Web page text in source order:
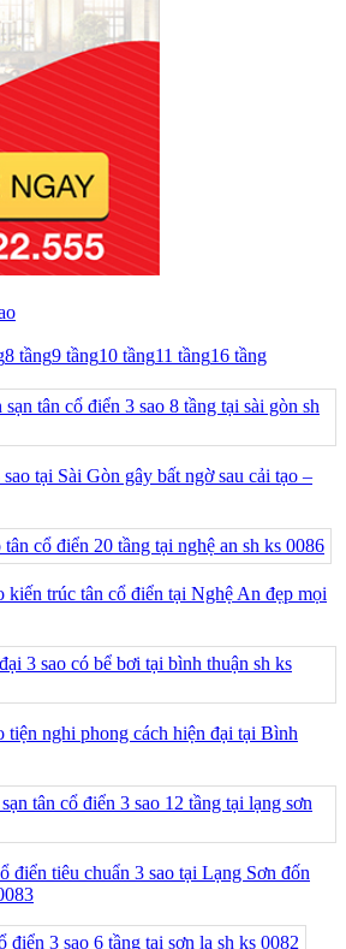
8 tầng9 tầng10 tầng11 tầng16 tầng
tại Sài Gòn gây bất ngờ sau cải tạo –
kiến trúc tân cổ điển tại Nghệ An đẹp mọi
tiện nghi phong cách hiện đại tại Bình
điển tiêu chuẩn 3 sao tại Lạng Sơn đốn